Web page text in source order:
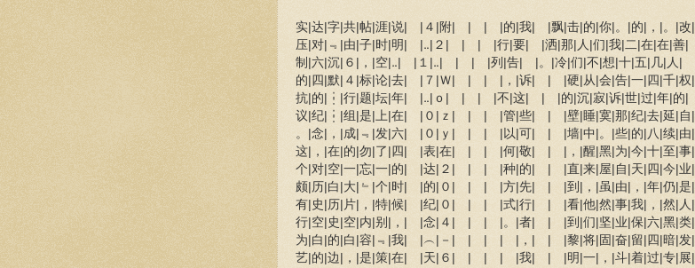
实|达|字|共|帖|涯|说| |４|附| | | |的|我| |飘|击|的|你|。|的|，|。|改|
压|对|﹃|由|子|时|明| |‥|２| | | |行|要| |洒|那|人|们|我|二|在|在|善|
制|六|沉|６|，|空|‥| |１|‥| | | |列|告| |。|冷|们|不|想|十|五|几|人|
的|四|默|４|标|论|去| |７|Ｗ| | | |，|诉| | |硬|从|会|告|一|四|千|权|
抗|的|┆|行|题|坛|年| |‥|ｏ| | | |不|这| | |的|沉|寂|诉|世|过|年|的|
议|纪|┆|组|是|上|在| |０|ｚ| | | |管|些| | |壁|睡|寞|那|纪|去|延|自|
。|念|，|成|﹃|发|六| |０|ｙ| | | |以|可| | |墙|中|。|些|的|八|续|由|
这|，|在|的|勿|了|四| |表|在| | | |何|敬| | |，|醒|黑|为|今|十|至|事|
个|对|空|一|忘|一|的| |达|２| | | |种|的| | |直|来|屋|自|天|四|今|业|
颇|历|白|大|﹄|个|时| |的|０| | | |方|先| | |到|，|虽|由|，|年|仍|是|
有|史|历|片|，|特|候| |纪|０| | | |式|行| | |看|他|然|事|我|，|然|人|
行|空|史|空|内|别|，| |念|４| | | |。|者| | |到|们|坚|业|保|六|黑|类|
为|白|的|白|容|﹃|我| |︵|－| | | | |，| | |黎|将|固|奋|留|四|暗|发|
艺|的|边|，|是|策|在| |天|６| | | | |我| | |明|一|，|斗|着|过|专|展|